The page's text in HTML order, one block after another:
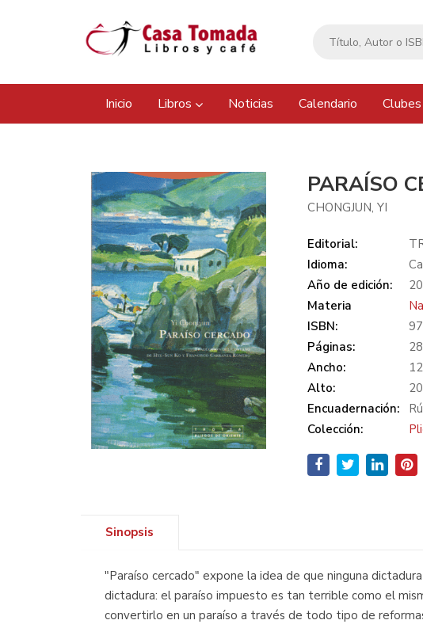
Inicio Libros Noticias Calendario Clubes
PARAÍSO
CHONGJUN, YI
Editorial:
Idioma:
Año de edición:
Materia
ISBN:
Páginas:
Ancho:
Alto:
Encuadernación:
Colección:
Sinopsis
"Paraíso cercado" expone la idea de que ninguna
dictadura: el paraíso impuesto es tan terrible como el
convertirlo en un paraíso a través de todo tipo de